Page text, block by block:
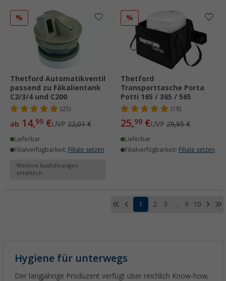
%
Thetford Automatikventil
passend zu Fäkalientank
C2/3/4 und C200
(25)
ab 14,99 €UVP 22,01 €
Lieferbar
Filialverfügbarkeit: Filiale setzen
Weitere Ausführungen
erhältlich
%
Thetford
Transporttasche Porta
Potti 165 / 365 / 565
(18)
25,99 €UVP 29,95 €
Lieferbar
Filialverfügbarkeit: Filiale setzen
1 2 3 ... 9 10
Hygiene für unterwegs
Der langjährige Produzent verfügt über reichlich Know-how,